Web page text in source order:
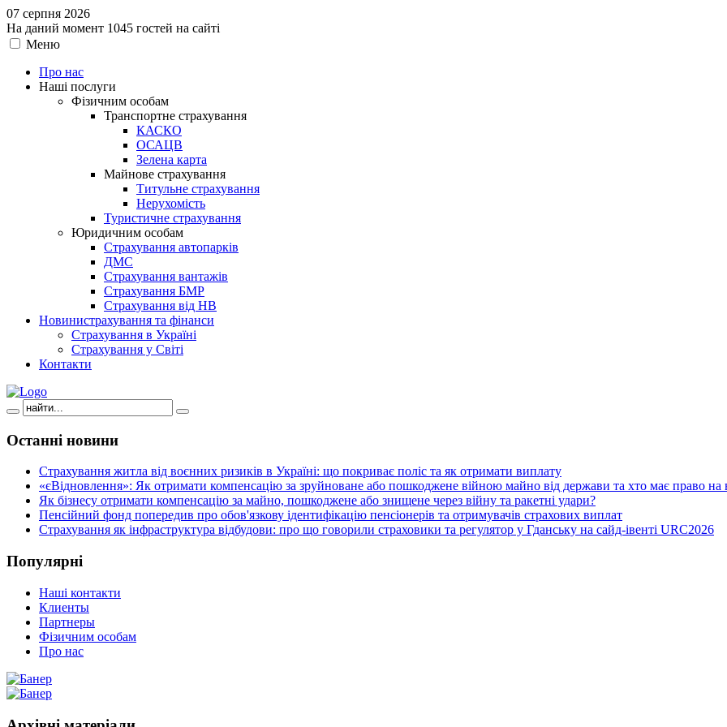
07 серпня 2026
На даний момент 1045 гостей на сайті
Меню
Про нас
Наші послуги
Фізичним особам
Транспортне страхування
КАСКО
ОСАЦВ
Зелена карта
Майнове страхування
Титульне страхування
Нерухомість
Туристичне страхування
Юридичним особам
Страхування автопарків
ДМС
Страхування вантажів
Страхування БМР
Страхування від НВ
Новинистрахування та фінанси
Страхування в Україні
Страхування у Світі
Контакти
Останні новини
Страхування житла від воєнних ризиків в Україні: що покриває поліс та як отримати виплату
«єВідновлення»: Як отримати компенсацію за зруйноване або пошкоджене війною майно від держави та хто має право на
Як бізнесу отримати компенсацію за майно, пошкоджене або знищене через війну та ракетні удари?
Пенсійний фонд попередив про обов'язкову ідентифікацію пенсіонерів та отримувачів страхових виплат
Страхування як інфраструктура відбудови: про що говорили страховики та регулятор у Гданську на сайд-івенті URC2026
Популярні
Наші контакти
Клиенты
Партнеры
Фізичним особам
Про нас